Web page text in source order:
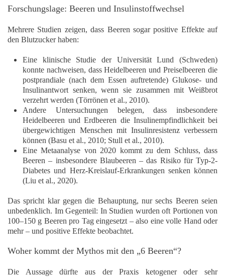
Forschungslage: Beeren und Insulinstoffwechsel
Mehrere Studien zeigen, dass Beeren sogarpositive Effekte auf
den Blutzuckerhaben:
Eine klinische Studie der Universität Lund (Schweden)
konnte nachweisen, dass Heidelbeeren und Preiselbeeren die
postprandiale (nach dem Essen auftretende) Glukose- und
Insulinantwort senken, wenn sie zusammen mit Weißbrot
verzehrt werden (Törrönen et al., 2010).
Andere Untersuchungen belegen, dass insbesondere
Heidelbeeren und Erdbeeren die Insulinempfindlichkeitbei
übergewichtigen Menschen mit Insulinresistenz verbessern
können (Basu et al., 2010; Stull et al., 2010).
Eine Metaanalyse von 2020 kommt zu dem Schluss, dass
Beeren – insbesondere Blaubeeren – das Risiko für Typ-2-
Diabetes und Herz-Kreislauf-Erkrankungen senken können
(Liu et al., 2020).
Das spricht klar gegen die Behauptung, nur sechs Beeren seien
unbedenklich. Im Gegenteil: In Studien wurden oft Portionen von
100–150 g Beeren pro Tageingesetzt – also eine volle Hand oder
mehr – und positive Effekte beobachtet.
Woher kommt der Mythos mit den „6 Beeren“?
Die Aussage dürfte aus der Praxis ketogener oder sehr